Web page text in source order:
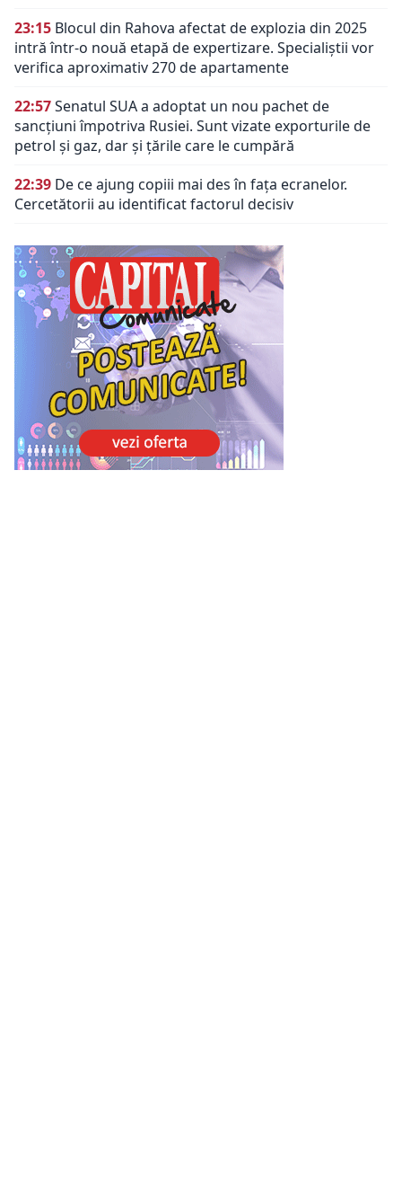
23:15 Blocul din Rahova afectat de explozia din 2025
intră într-o nouă etapă de expertizare. Specialiștii vor
verifica aproximativ 270 de apartamente
22:57Senatul SUA a adoptat un nou pachet de
sancțiuni împotriva Rusiei. Sunt vizate exporturile de
petrol și gaz, dar și țările care le cumpără
22:39 De ce ajung copiii mai des în fața ecranelor.
Cercetătorii au identificat factorul decisiv